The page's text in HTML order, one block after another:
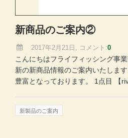
新商品のご案内②
2017年2月21日, コメント:0
こんにちはフライフィッシング事
新の新商品情報のご案内いたしま
豊富となっております。 1点目 【
新製品のご案内